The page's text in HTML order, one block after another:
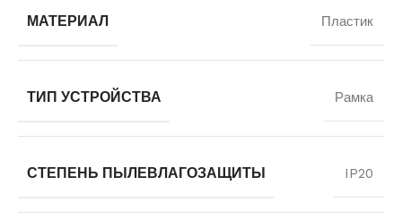
МАТЕРИАЛ Пластик
ТИП УСТРОЙСТВА Рамка
СТЕПЕНЬ ПЫЛЕВЛАГОЗАЩИТЫ IP20